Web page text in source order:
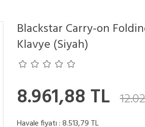
Blackstar Carry-on
Klavye (Siyah)
8.961,88 TL
Havale fiyatı :8.513,79 TL